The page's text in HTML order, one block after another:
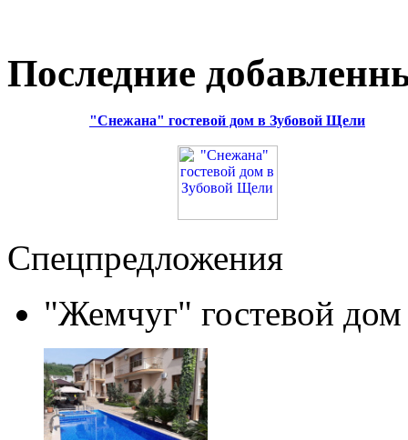
Последние
"Снежана" гостевой дом в Зубовой Щели
Спецпредложения
"Жемчуг" гостевой